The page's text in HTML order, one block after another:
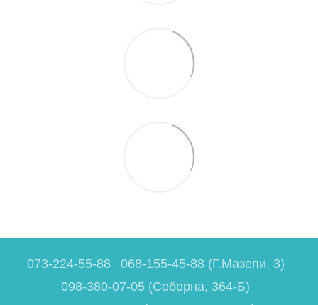
073-224-55-88
068-155-45-88 (Г.Мазепи, 3)
098-380-07-05 (Соборна, 364-Б)